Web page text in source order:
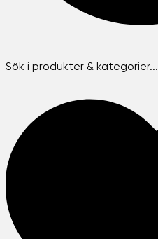
Sök i produkter & kategorier...